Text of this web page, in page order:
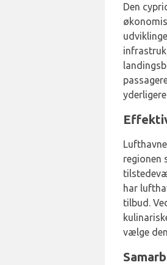
Den
regionen
har
tilbud.
vælge